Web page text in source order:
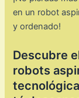
en un robot
y ordenado!
Descubre
robots